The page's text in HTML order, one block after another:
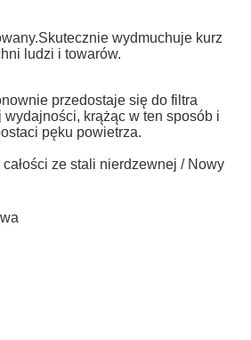
wydmuchuje kurz
ludzi i towarów.
przedostaje się do filtra
krążąc w ten sposób i
pęku powietrza.
ze stali nierdzewnej / Nowy